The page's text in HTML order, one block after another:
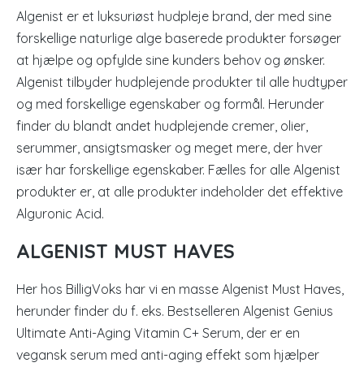
Algenist er et luksuriøst hudpleje brand, der med sine
forskellige naturlige alge baserede produkter forsøger
at hjælpe og opfylde sine kunders behov og ønsker.
Algenist tilbyder hudplejende produkter til alle hudtyper
og med forskellige egenskaber og formål. Herunder
finder du blandt andet hudplejende cremer, olier,
serummer, ansigtsmasker og meget mere, der hver
især har forskellige egenskaber. Fælles for alle Algenist
produkter er, at alle produkter indeholder det effektive
Alguronic Acid.
ALGENIST MUST HAVES
Her hos BilligVoks har vi en masse Algenist Must Haves,
herunder finder du f. eks. Bestselleren Algenist Genius
Ultimate Anti-Aging Vitamin C+ Serum, der er en
vegansk serum med anti-aging effekt som hjælper